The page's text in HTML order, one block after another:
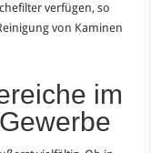
verfügen, so
von Kaminen
im